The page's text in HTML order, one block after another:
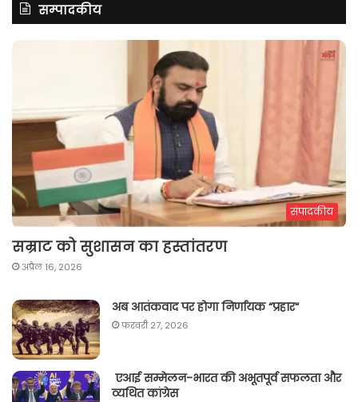
सम्पादकीय
संपादकीय
सम्राट को सुशासन का हस्तांतरण
अप्रैल 16, 2026
अब आतंकवाद पर होगा निर्णायक “प्रहार“
फ़रवरी 27, 2026
एआई सम्मेलन-भारत की अभूतपूर्व सफलता और
व्यथित कांग्रेस